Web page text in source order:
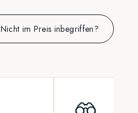
Nicht im Preis inbegriffen?